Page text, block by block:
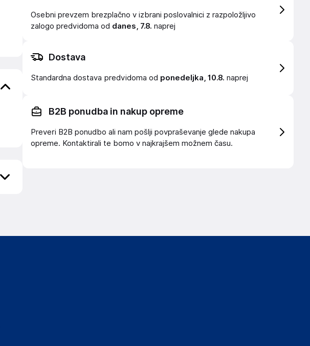
Osebni prevzem brezplačno v izbrani poslovalnici z razpoložljivo
zalogo predvidoma od danes, 7.8. naprej
Dostava
Standardna dostava predvidoma od ponedeljka, 10.8. naprej
B2B ponudba in nakup opreme
Preveri B2B ponudbo ali nam pošlji povpraševanje glede nakupa
opreme. Kontaktirali te bomo v najkrajšem možnem času.